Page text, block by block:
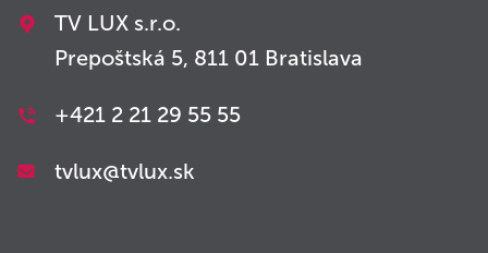
TV LUX s.r.o.
Prepoštská 5, 811 01 Bratislava
+421 2 21 29 55 55
tvlux@tvlux.sk